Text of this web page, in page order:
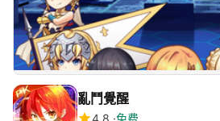
亂鬥覺醒